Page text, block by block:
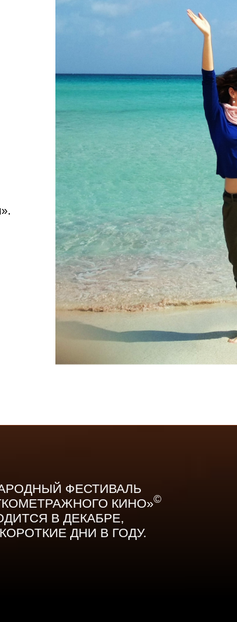
ФЕСТИВАЛЬ
КИНО»©
В ДЕКАБРЕ,
ДНИ В ГОДУ.